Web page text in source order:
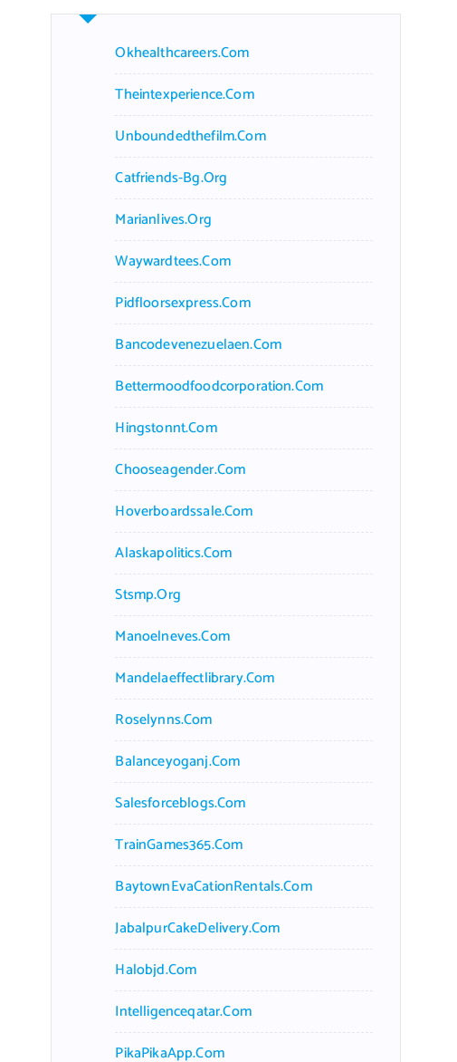
Okhealthcareers.com
Theintexperience.com
Unboundedthefilm.com
Catfriends-Bg.org
Marianlives.org
Waywardtees.com
Pidfloorsexpress.com
Bancodevenezuelaen.com
Bettermoodfoodcorporation.com
Hingstonnt.com
Chooseagender.com
Hoverboardssale.com
Alaskapolitics.com
Stsmp.org
Manoelneves.com
Mandelaeffectlibrary.com
Roselynns.com
Balanceyoganj.com
Salesforceblogs.com
TrainGames365.com
BaytownEvaCationRentals.com
JabalpurCakeDelivery.com
Halobjd.com
Intelligenceqatar.com
PikaPikaApp.com